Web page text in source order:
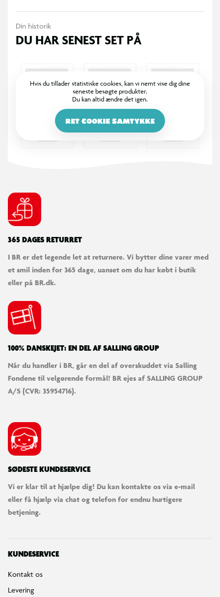
Din historik
DU HAR SENEST SET PÅ
Hvis du tillader statistiske cookies, kan vi nemt vise dig dine
seneste besøgte produkter.
Du kan altid ændre det igen.
RET COOKIE SAMTYKKE
365 DAGES RETURRET
I BR er det legende let at returnere. Vi bytter dine varer med
et smil inden for 365 dage, uanset om du har købt i butik
eller på BR.dk.
100% DANSKEJET: EN DEL AF SALLING GROUP
Når du handler i BR, går en del af overskuddet via Salling
Fondene til velgørende formål! BR ejes af SALLING GROUP
A/S (CVR: 35954716).
SØDESTE KUNDESERVICE
Vi er klar til at hjælpe dig! Du kan kontakte os via e-mail
eller få hjælp via chat og telefon for endnu hurtigere
betjening.
KUNDESERVICE
Kontakt os
Levering